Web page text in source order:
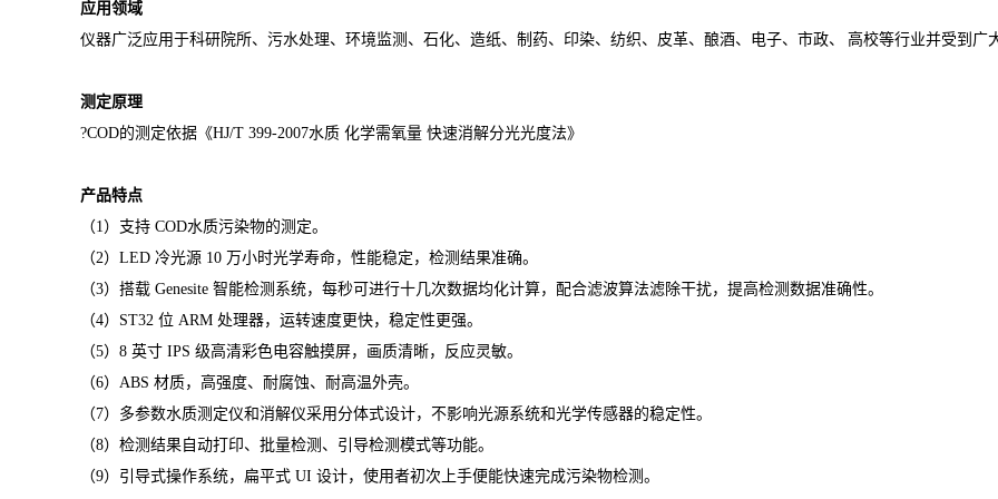
应用领域
仪器广泛应用于科研院所、污水处理、环境监测、石化、造纸、制药、印染、纺织、皮革、酿酒、电子、市政、
高校等行业并受到广
测定原理
?COD的测定依据《HJ/T 399-2007水质 化学需氧量 快速消解分光光度法》
产品特点
（1）支持 COD水质污染物的测定。
（2）LED 冷光源 10 万小时光学寿命，性能稳定，检测结果准确。
（3）搭载 Genesite 智能检测系统，每秒可进行十几次数据均化计算，配合滤波算法滤除干扰，提高检测数据准确性。
（4）ST32 位 ARM 处理器，运转速度更快，稳定性更强。
（5）8 英寸 IPS 级高清彩色电容触摸屏，画质清晰，反应灵敏。
（6）ABS 材质，高强度、耐腐蚀、耐高温外壳。
（7）多参数水质测定仪和消解仪采用分体式设计，不影响光源系统和光学传感器的稳定性。
（8）检测结果自动打印、批量检测、引导检测模式等功能。
（9）引导式操作系统，扁平式 UI 设计，使用者初次上手便能快速完成污染物检测。